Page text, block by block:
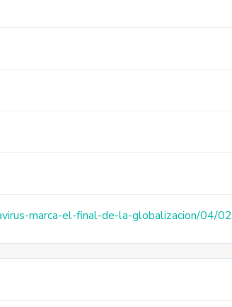
marca-el-final-de-la-globalizacion/04/02